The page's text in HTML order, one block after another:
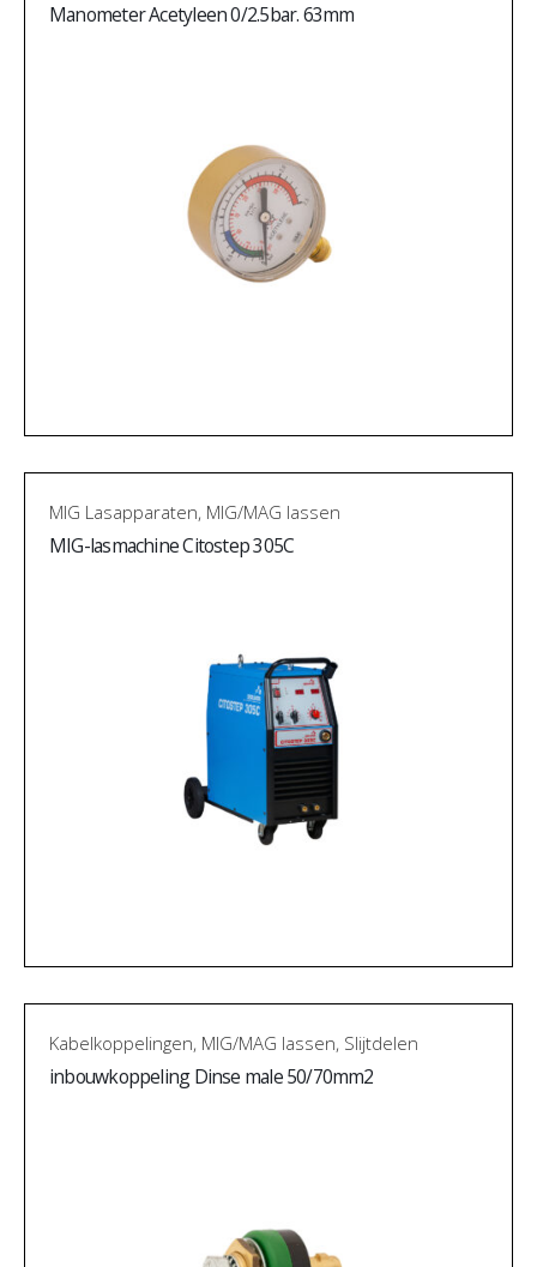
Manometer Acetyleen 0/2.5bar. 63mm
MIG Lasapparaten, MIG/MAG lassen
MIG-lasmachine Citostep 305C
Kabelkoppelingen, MIG/MAG lassen, Slijtdelen
inbouwkoppeling Dinse male 50/70mm2